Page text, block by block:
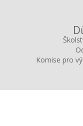
Komise pro